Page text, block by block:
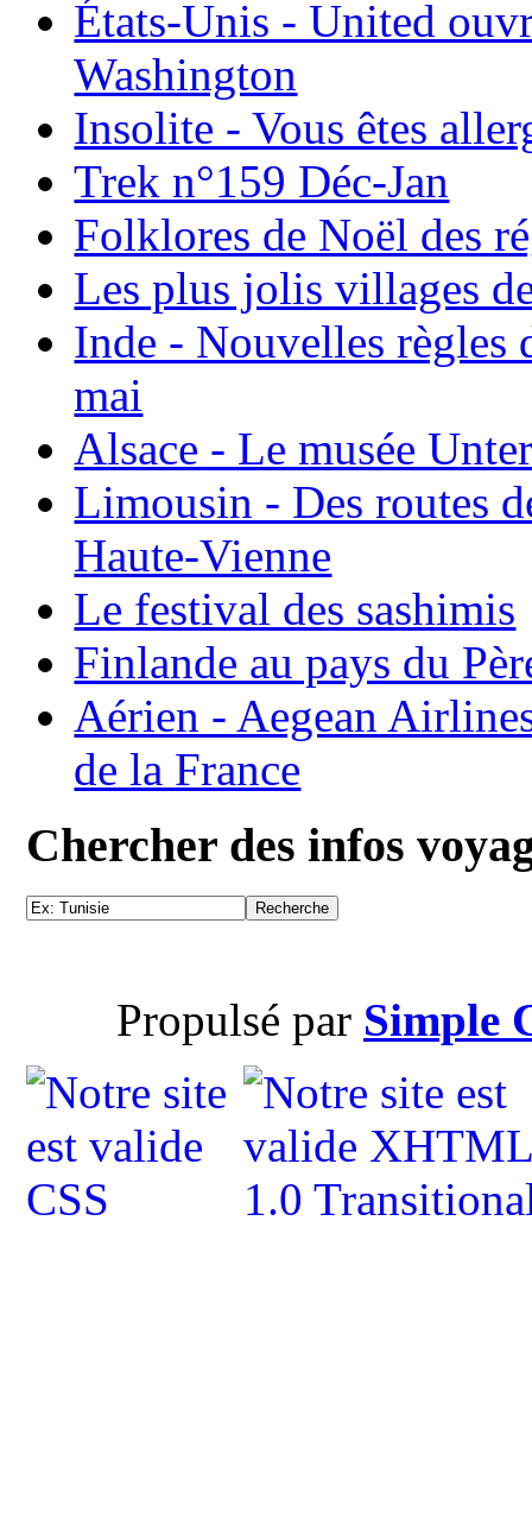
États-Unis - United
Washington
Insolite - Vous êtes
Trek n°159 Déc-Jan
Folklores de Noël des
Les plus jolis villages
Inde - Nouvelles règles
mai
Alsace - Le musée
Limousin - Des routes
Haute-Vienne
Le festival des sashimis
Finlande au pays du
Aérien - Aegean
de la France
Chercher des infos
Propulsé par Simple